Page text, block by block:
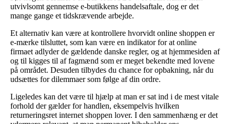
utvivlsomt gennemse e-butikkens handelsaftale, dog er det
mange gange et tidskrævende arbejde.
Et alternativ kan være at kontrollere hvorvidt online shoppen er
e-mærke tilsluttet, som kan være en indikator for at online
firmaet adlyder de gældende danske regler, og at hjemmesiden af
og til kigges til af fagmænd som er meget bekendte med lovene
på området. Desuden tilbydes du chance for opbakning, når du
udsættes for dilemmaer som følge af din ordre.
Ligeledes kan det være til hjælp at man er sat ind i de mest vitale
forhold der gælder for handlen, eksempelvis hvilken
returneringsret internet shoppen lover. I den sammenhæng er det